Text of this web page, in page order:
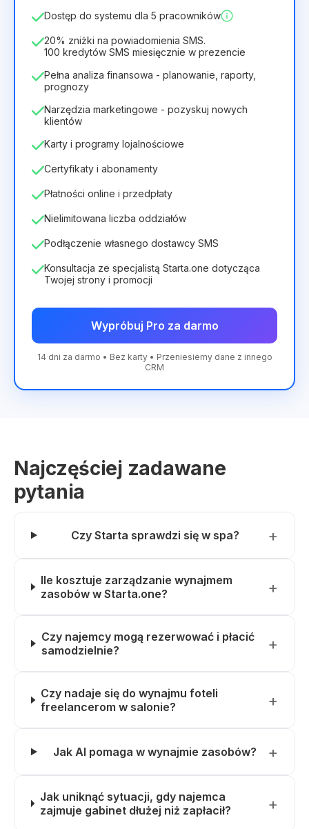
40zł28zł miesiąc
336zł za 12 Months
Dostęp do systemu dla 5 pracowników
20% zniżki na powiadomienia SMS.
100 kredytów SMS miesięcznie w prezencie
Pełna analiza finansowa - planowanie, raporty,
prognozy
Narzędzia marketingowe - pozyskuj nowych
klientów
Karty i programy lojalnościowe
Certyfikaty i abonamenty
Płatności online i przedpłaty
Nielimitowana liczba oddziałów
Podłączenie własnego dostawcy SMS
Konsultacja ze specjalistą Starta.one dotycząca
Twojej strony i promocji
Wypróbuj Pro za darmo
14 dni za darmo • Bez karty • Przeniesiemy dane z innego
CRM
Najczęściej zadawane
pytania
Czy Starta sprawdzi się w spa?
Ile kosztuje zarządzanie wynajmem
zasobów w Starta.one?
Czy najemcy mogą rezerwować i płacić
samodzielnie?
Czy nadaje się do wynajmu foteli
freelancerom w salonie?
Jak AI pomaga w wynajmie zasobów?
Jak uniknąć sytuacji, gdy najemca
zajmuje gabinet dłużej niż zapłacił?